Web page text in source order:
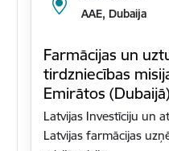
AAE, Dubaija
Farmācijas un
tirdzniecības
Emirātos (Dubaijā)
Latvijas Investīciju un
Latvijas farmācijas